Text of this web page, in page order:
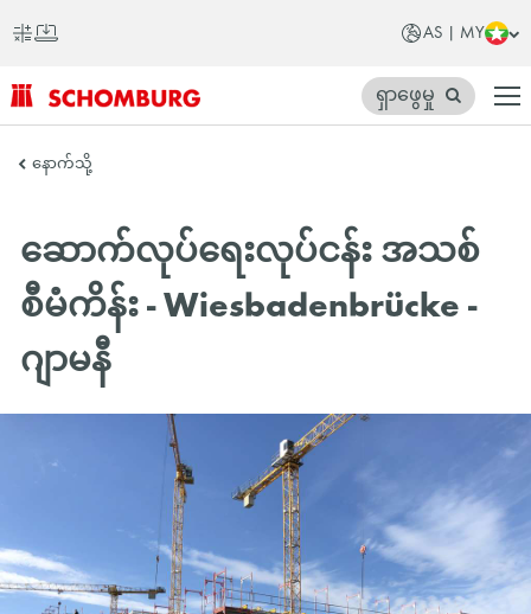
AS | MY
SCHOMBURG
ရှ
တိုက်
ရှာဖွေမှု
နောက်သို့
ဆောက်လုပ်ရေးလုပ်ငန်း အသစ်
စီမံကိန်း - Wiesbadenbrücke -
ဂျာမနီ